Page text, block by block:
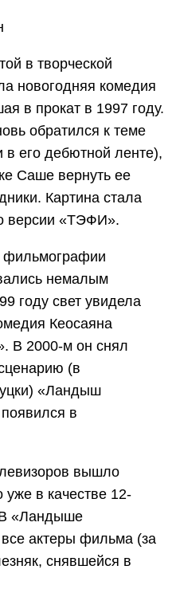
в творческой
новогодняя комедия
в прокат в 1997 году.
обратился к теме
в его дебютной ленте),
Саше вернуть ее
Картина стала
версии «ТЭФИ».
немалым
году свет увидела
Кеосаяна
В 2000-м он снял
(в
«Ландыш
в
вышло
в качестве 12-
В «Ландыше
актеры фильма (за
снявшейся в